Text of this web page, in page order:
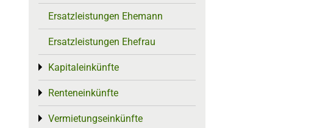
Ersatzleistungen Ehemann
Ersatzleistungen Ehefrau
Kapitaleinkünfte
Toggle menu
Renteneinkünfte
Toggle menu
Vermietungseinkünfte
Toggle menu